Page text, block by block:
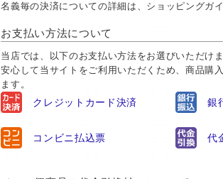
名義毎の決済についての詳細は、ショッピングガ
お支払い方法について
当店では、以下のお支払い方法をお選びいただけま
安心して当サイトをご利用いただくため、商品購
ます。
クレジットカード決済 銀
コンビニ払込票 代